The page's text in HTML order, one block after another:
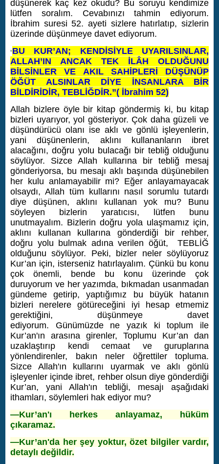
düşünerek kaç kez okudu? Bu soruyu kendimize
lütfen soralım. Cevabınızı tahmin ediyorum.
İbrahim suresi 52. ayeti sizlere hatırlatıp, sizlerin
üzerinde düşünmeye davet ediyorum.
“BU KUR’AN; KENDİSİYLE UYARILSINLAR,
ALLAH’IN ANCAK TEK İLÂH OLDUĞUNU
BİLSİNLER VE AKIL SAHİPLERİ DÜŞÜNÜP
ÖĞÜT ALSINLAR DİYE İNSANLARA BİR
BİLDİRİDİR, TEBLİĞDİR.”( İbrahim 52)
Allah bizlere öyle bir kitap göndermiş ki, bu kitap
bizleri uyarıyor, yol gösteriyor. Çok daha güzeli ve
düşündürücü olanı ise aklı ve gönlü işleyenlerin,
yani düşünenlerin, aklını kullananların ibret
alacağını, doğru yolu bulacağı bir tebliğ olduğunu
söylüyor. Sizce Allah kullarına bir tebliğ mesaj
gönderiyorsa, bu mesajı aklı başında düşünebilen
her kulu anlamayabilir mi? Eğer anlayamayacak
olsaydı, Allah tüm kullarını nasıl sorumlu tutardı
diye düşünen, aklını kullanan yok mu? Bunu
söyleyen bizlerin yaratıcısı, lütfen bunu
unutmayalım. Bizlerin doğru yola ulaşmamız için,
aklını kullanan kullarına gönderdiği bir rehber,
doğru yolu bulmak adına verilen öğüt, TEBLİĞ
olduğunu söylüyor. Peki, bizler neler söylüyoruz
Kur’an için, isterseniz hatırlayalım. Çünkü bu konu
çok önemli, bende bu konu üzerinde çok
duruyorum ve her yazımda, bıkmadan usanmadan
gündeme getirip, yaptığımız bu büyük hatanın
bizleri nerelere götüreceğini iyi hesap etmemiz
gerektiğini, düşünmeye davet
ediyorum. Günümüzde ne yazık ki toplum ile
Kur’an'ın arasına girenler, Toplumu Kur’an dan
uzaklaştırıp kendi cemaat ve guruplarına
yönlendirenler, bakın neler öğrettiler topluma.
Sizce Allah'ın kullarını uyarmak ve aklı gönlü
işleyenler içinde ibret, rehber olsun diye gönderdiği
Kur’an, yani Allah'ın tebliği, mesajı aşağıdaki
ithamları, söylemleri hak ediyor mu?
—Kur’an'ı herkes anlayamaz, hüküm
çıkaramaz.
—Kur’an'da her şey yoktur, özet bilgiler vardır,
detaylı değildir.